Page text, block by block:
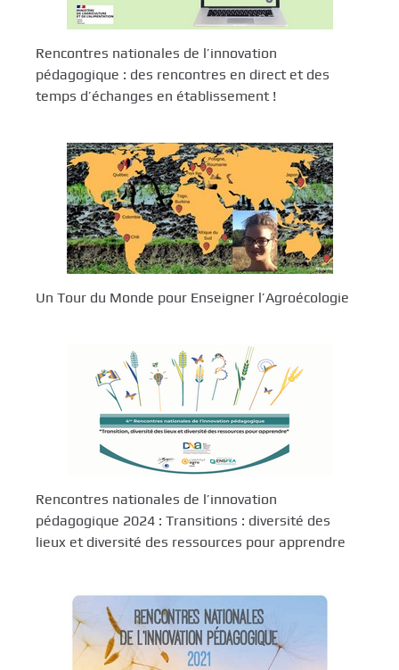
Rencontres nationales de l’innovation
pédagogique : des rencontres en direct et des
temps d’échanges en établissement !
Un Tour du Monde pour Enseigner l’Agroécologie
Rencontres nationales de l’innovation
pédagogique 2024 : Transitions : diversité des
lieux et diversité des ressources pour apprendre